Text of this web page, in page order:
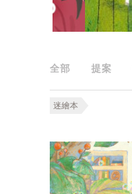
全部 提案
迷繪本